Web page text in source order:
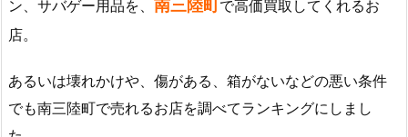
ン、サバゲー用品を、 南三陸町で高価買取してくれるお
店。
あるいは壊れかけや、傷がある、箱がないなどの悪い条件
でも南三陸町で売れるお店を調べてランキングにしまし